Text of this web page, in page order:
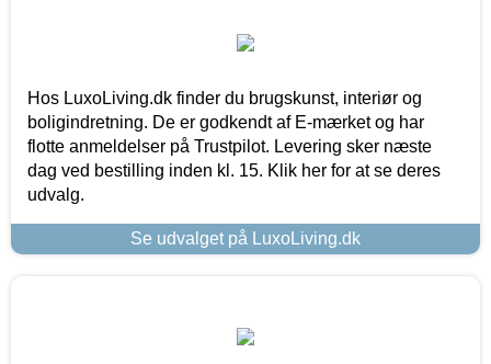
Hos LuxoLiving.dk finder du brugskunst, interiør og
boligindretning. De er godkendt af E-mærket og har
flotte anmeldelser på Trustpilot. Levering sker næste
dag ved bestilling inden kl. 15. Klik her for at se deres
udvalg.
Se udvalget på LuxoLiving.dk